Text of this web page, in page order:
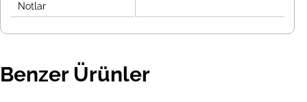
Notlar
Benzer Ürünler